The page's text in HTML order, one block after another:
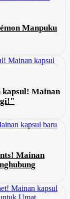
Manpuku
kapsul! Mainan
Mainan